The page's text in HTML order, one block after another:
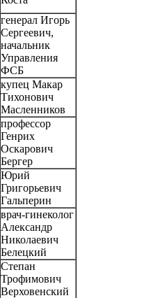
генерал Игорь
Сергеевич,
начальник
Управления
ФСБ
купец Макар
Тихонович
Масленников
профессор
Генрих
Оскарович
Бергер
Юрий
Григорьевич
Гальперин
врач-гинеколог
Александр
Николаевич
Белецкий
Степан
Трофимович
Верховенский